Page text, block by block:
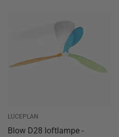
LUCEPLAN
Blow D28 loftlampe -